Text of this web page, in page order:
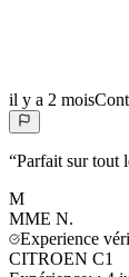
il y a 2 mois
“Parfait sur tout
M
MME N.
Experience
CITROEN C1